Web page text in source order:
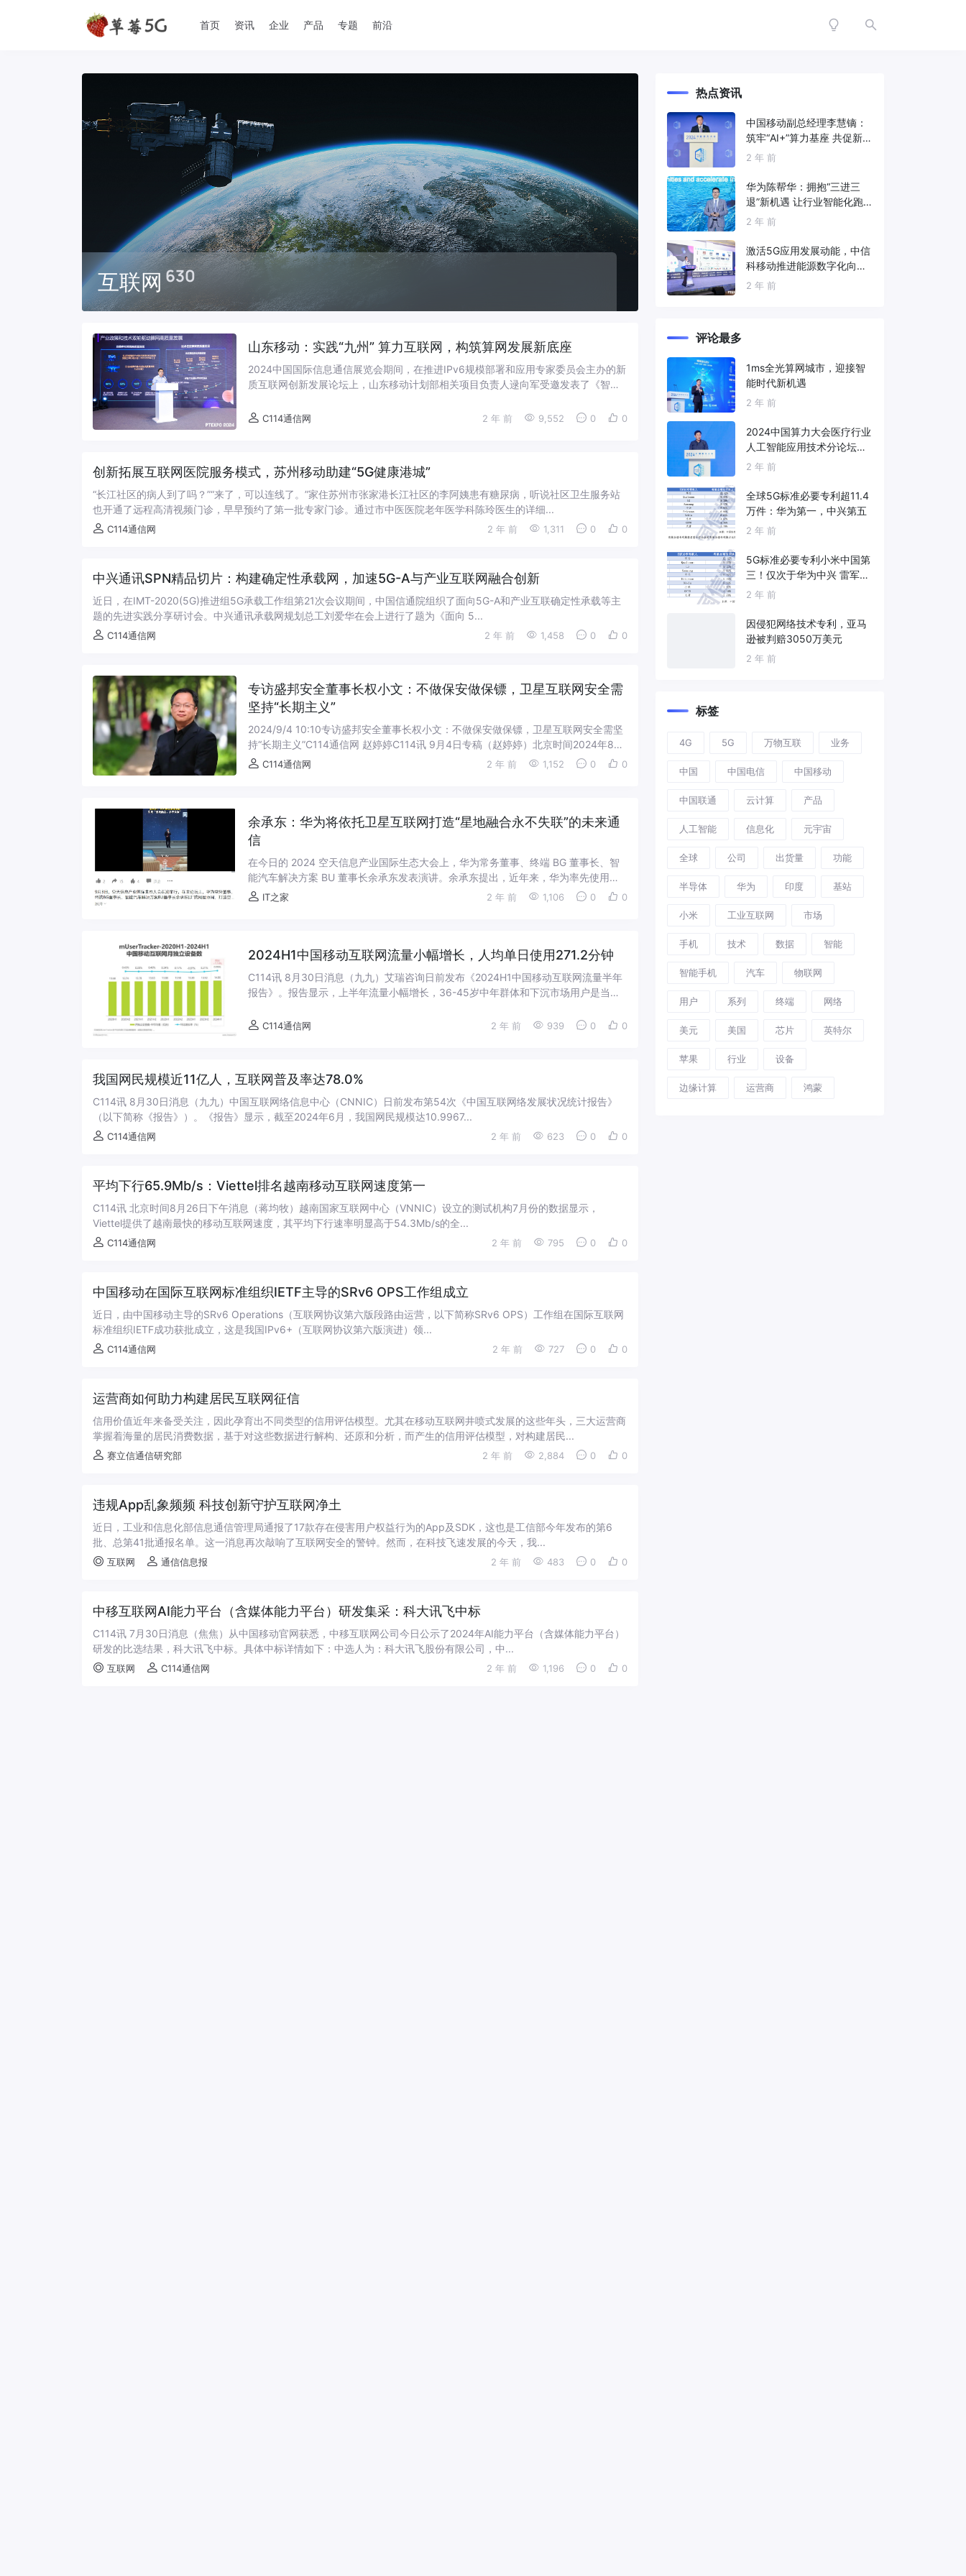
首页 资讯 企业 产品 专题 前沿
互联网 630
山东移动：实践“九州” 算力互联网，构筑算网发展新底座
2024中国国际信息通信展览会期间，在推进IPv6规模部署和应用专家委员会主办的新
质互联网创新发展论坛上，山东移动计划部相关项目负责人逯向军受邀发表了《智启
C114通信网 2 年 前 9,552 0 0
创新拓展互联网医院服务模式，苏州移动助建“5G健康港城”
“长江社区的病人到了吗？”“来了，可以连线了。”家住苏州市张家港长江社区的李阿姨患有糖尿病，听说社区卫生服务站
也开通了远程高清视频门诊，早早预约了第一批专家门诊。通过市中医医院老年医学科陈玲医生的详细...
C114通信网 2 年 前 1,311 0 0
中兴通讯SPN精品切片：构建确定性承载网，加速5G-A与产业互联网融合创新
近日，在IMT-2020(5G)推进组5G承载工作组第21次会议期间，中国信通院组织了面向5G-A和产业互联确定性承载等主
题的先进实践分享研讨会。中兴通讯承载网规划总工刘爱华在会上进行了题为《面向 5...
C114通信网 2 年 前 1,458 0 0
专访盛邦安全董事长权小文：不做保安做保镖，卫星互联网安全需
坚持“长期主义”
2024/9/4 10:10专访盛邦安全董事长权小文：不做保安做保镖，卫星互联网安全需坚
持“长期主义”C114通信网 赵婷婷C114讯 9月4日专稿（赵婷婷）北京时间2024年8月
6日14时42分，随...
C114通信网 2 年 前 1,152 0 0
余承东：华为将依托卫星互联网打造“星地融合永不失联”的未来通
信
在今日的 2024 空天信息产业国际生态大会上，华为常务董事、终端 BG 董事长、智
能汽车解决方案 BU 董事长余承东发表演讲。余承东提出，近年来，华为率先使用北
斗高精度定位技术，持续推进应用创新、提...
IT之家 2 年 前 1,106 0 0
2024H1中国移动互联网流量小幅增长，人均单日使用271.2分钟
C114讯 8月30日消息（九九）艾瑞咨询日前发布《2024H1中国移动互联网流量半年
报告》。报告显示，上半年流量小幅增长，36-45岁中年群体和下沉市场用户是当前
C114通信网 2 年 前 939 0 0
我国网民规模近11亿人，互联网普及率达78.0%
C114讯 8月30日消息（九九）中国互联网络信息中心（CNNIC）日前发布第54次《中国互联网络发展状况统计报告》
（以下简称《报告》）。《报告》显示，截至2024年6月，我国网民规模达10.9967...
C114通信网 2 年 前 623 0 0
平均下行65.9Mb/s：Viettel排名越南移动互联网速度第一
C114讯 北京时间8月26日下午消息（蒋均牧）越南国家互联网中心（VNNIC）设立的测试机构7月份的数据显示，
Viettel提供了越南最快的移动互联网速度，其平均下行速率明显高于54.3Mb/s的全...
C114通信网 2 年 前 795 0 0
中国移动在国际互联网标准组织IETF主导的SRv6 OPS工作组成立
近日，由中国移动主导的SRv6 Operations（互联网协议第六版段路由运营，以下简称SRv6 OPS）工作组在国际互联网
标准组织IETF成功获批成立，这是我国IPv6+（互联网协议第六版演进）领...
C114通信网 2 年 前 727 0 0
运营商如何助力构建居民互联网征信
信用价值近年来备受关注，因此孕育出不同类型的信用评估模型。尤其在移动互联网井喷式发展的这些年头，三大运营商
掌握着海量的居民消费数据，基于对这些数据进行解构、还原和分析，而产生的信用评估模型，对构建居民...
赛立信通信研究部 2 年 前 2,884 0 0
违规App乱象频频 科技创新守护互联网净土
近日，工业和信息化部信息通信管理局通报了17款存在侵害用户权益行为的App及SDK，这也是工信部今年发布的第6
批、总第41批通报名单。这一消息再次敲响了互联网安全的警钟。然而，在科技飞速发展的今天，我...
互联网 通信信息报 2 年 前 483 0 0
中移互联网AI能力平台（含媒体能力平台）研发集采：科大讯飞中标
C114讯 7月30日消息（焦焦）从中国移动官网获悉，中移互联网公司今日公示了2024年AI能力平台（含媒体能力平台）
研发的比选结果，科大讯飞中标。具体中标详情如下：中选人为：科大讯飞股份有限公司，中...
互联网 C114通信网 2 年 前 1,196 0 0
热点资讯
中国移动副总经理李慧镝：
筑牢“AI+”算力基座 共促新质
生产力发展
2 年 前
华为陈帮华：拥抱“三进三
退”新机遇 让行业智能化跑
出加速度
2 年 前
激活5G应用发展动能，中信
科移动推进能源数字化向
新、向智、向绿发展
2 年 前
评论最多
1ms全光算网城市，迎接智
能时代新机遇
2 年 前
2024中国算力大会医疗行业
人工智能应用技术分论坛成
功举办
2 年 前
全球5G标准必要专利超11.4
万件：华为第一，中兴第五
2 年 前
5G标准必要专利小米中国第
三！仅次于华为中兴 雷军：
继续死磕核心技术
2 年 前
因侵犯网络技术专利，亚马
逊被判赔3050万美元
2 年 前
标签
4G 5G 万物互联 业务
中国 中国电信 中国移动
中国联通 云计算 产品
人工智能 信息化 元宇宙
全球 公司 出货量 功能
半导体 华为 印度 基站
小米 工业互联网 市场
手机 技术 数据 智能
智能手机 汽车 物联网
用户 系列 终端 网络
美元 美国 芯片 英特尔
苹果 行业 设备
边缘计算 运营商 鸿蒙